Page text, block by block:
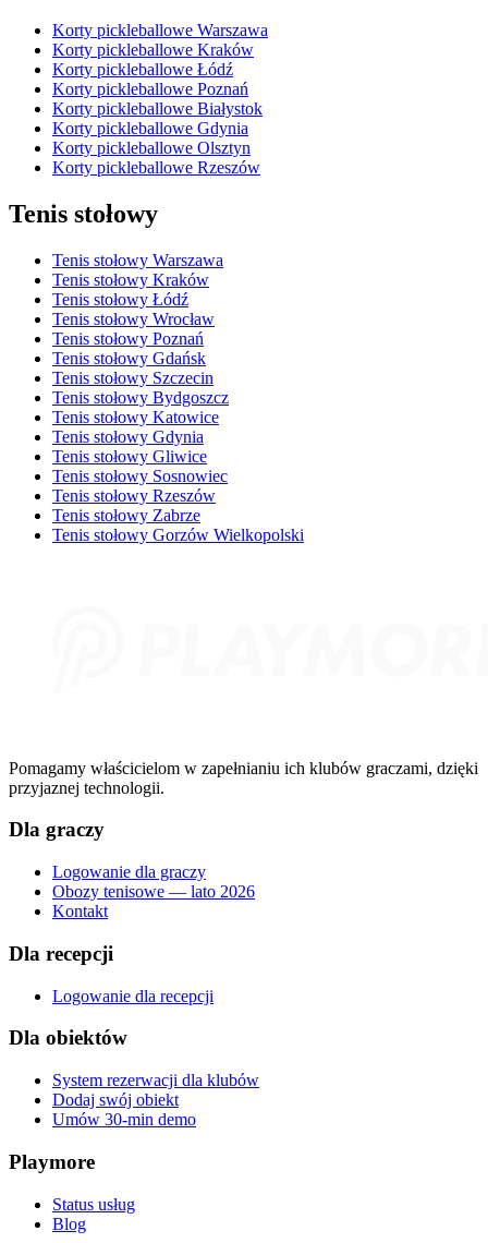
Korty pickleballowe Warszawa
Korty pickleballowe Kraków
Korty pickleballowe Łódź
Korty pickleballowe Poznań
Korty pickleballowe Białystok
Korty pickleballowe Gdynia
Korty pickleballowe Olsztyn
Korty pickleballowe Rzeszów
Tenis stołowy
Tenis stołowy Warszawa
Tenis stołowy Kraków
Tenis stołowy Łódź
Tenis stołowy Wrocław
Tenis stołowy Poznań
Tenis stołowy Gdańsk
Tenis stołowy Szczecin
Tenis stołowy Bydgoszcz
Tenis stołowy Katowice
Tenis stołowy Gdynia
Tenis stołowy Gliwice
Tenis stołowy Sosnowiec
Tenis stołowy Rzeszów
Tenis stołowy Zabrze
Tenis stołowy Gorzów Wielkopolski
Pomagamy właścicielom w zapełnianiu ich klubów graczami, dzięki
przyjaznej technologii.
Dla graczy
Logowanie dla graczy
Obozy tenisowe — lato 2026
Kontakt
Dla recepcji
Logowanie dla recepcji
Dla obiektów
System rezerwacji dla klubów
Dodaj swój obiekt
Umów 30-min demo
Playmore
Status usług
Blog